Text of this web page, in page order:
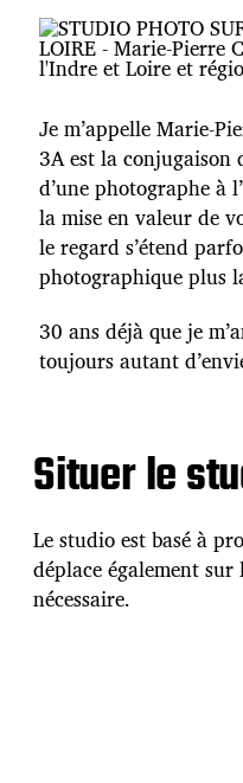
Je m’appelle Marie-
3A est la conjugaison
d’une photographe à
la mise en valeur de
le regard s’étend
photographique plus
30 ans déjà que je
toujours autant
Situer le
Le studio est basé à
déplace également sur
nécessaire.